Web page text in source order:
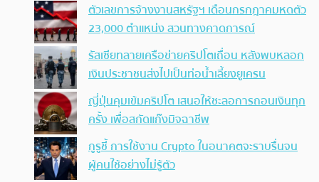
ตัวเลขการจ้างงานสหรัฐฯ เดือนกรกฎาคมหดตัว
23,000 ตำแหน่ง สวนทางคาดการณ์
รัสเซียทลายเครือข่ายคริปโตเถื่อน หลังพบหลอก
เงินประชาชนส่งไปเป็นท่อน้ำเลี้ยงยูเครน
ญี่ปุ่นคุมเข้มคริปโต เสนอให้ชะลอการถอนเงินทุก
ครั้ง เพื่อสกัดแก๊งมิจฉาชีพ
กูรูชี้ การใช้งาน Crypto ในอนาคตจะราบรื่นจน
ผู้คนใช้อย่างไม่รู้ตัว